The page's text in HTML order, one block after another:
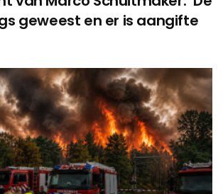
geweest en er is aangifte